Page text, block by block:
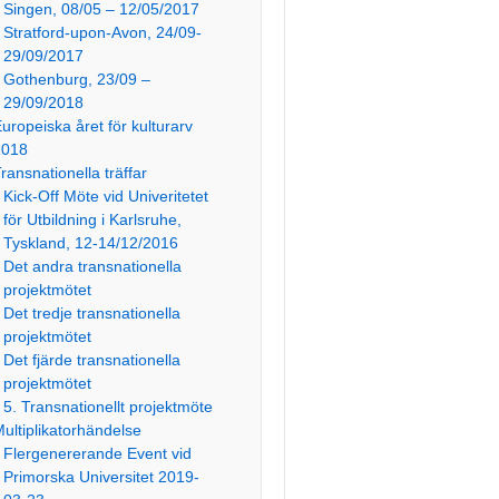
Singen, 08/05 – 12/05/2017
Stratford-upon-Avon, 24/09-
29/09/2017
Gothenburg, 23/09 –
29/09/2018
året för kulturarv
träffar
Kick-Off Möte vid Univeritetet
för Utbildning i Karlsruhe,
Tyskland, 12-14/12/2016
Det andra transnationella
projektmötet
Det tredje transnationella
projektmötet
Det fjärde transnationella
projektmötet
5. Transnationellt projektmöte
Flergenererande Event vid
Primorska Universitet 2019-